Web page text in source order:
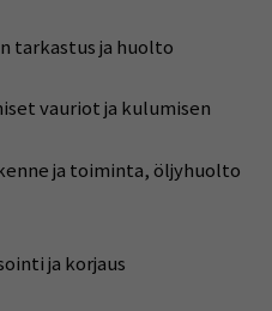
tarkastus ja huolto
vauriot ja kulumisen
ja toiminta, öljyhuolto
ja korjaus